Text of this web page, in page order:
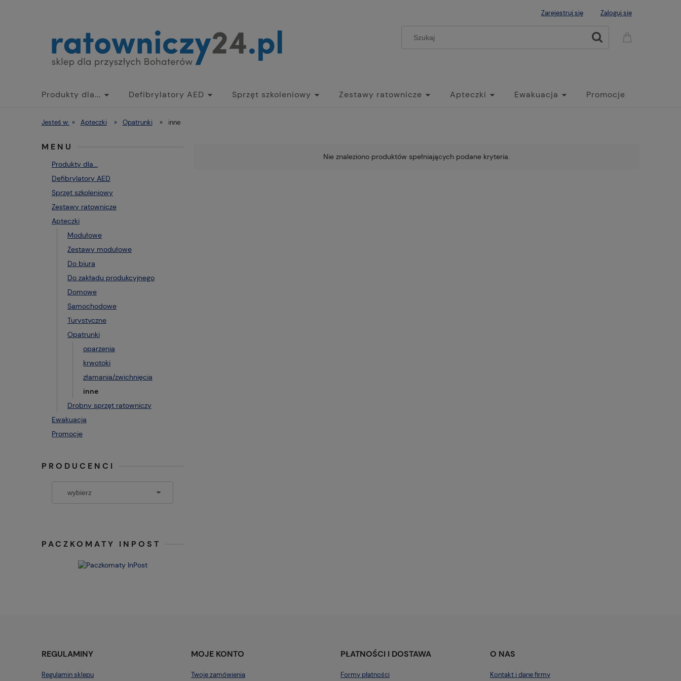
Zarejestruj się Zaloguj się
Produkty dla... Defibrylatory AED Sprzęt szkoleniowy Zestawy ratownicze Apteczki Ewakuacja Promocje
Jesteś w: » Apteczki » Opatrunki » inne
MENU
Produkty dla...
Defibrylatory AED
Sprzęt szkoleniowy
Zestawy ratownicze
Apteczki
Modułowe
Zestawy modułowe
Do biura
Do zakładu produkcyjnego
Domowe
Samochodowe
Turystyczne
Opatrunki
oparzenia
krwotoki
złamania/zwichnięcia
inne
Drobny sprzęt ratowniczy
Ewakuacja
Promocje
PRODUCENCI
PACZKOMATY INPOST
Nie znaleziono produktów spełniających podane kryteria.
REGULAMINY
Regulamin sklepu
MOJE KONTO
Twoje zamówienia
PŁATNOŚCI I DOSTAWA
Formy płatności
O NAS
Kontakt i dane firmy